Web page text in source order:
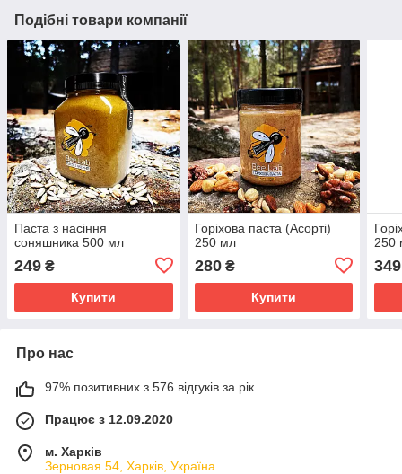
Подібні товари компанії
Паста з насіння
соняшника 500 мл
249 ₴
Купити
Горіхова паста (Асорті)
250 мл
280₴
Купити
250
349
Про нас
97% позитивних з 576 відгуків за рік
Працює з 12.09.2020
м. Харків
Зерновая 54, Харків, Україна